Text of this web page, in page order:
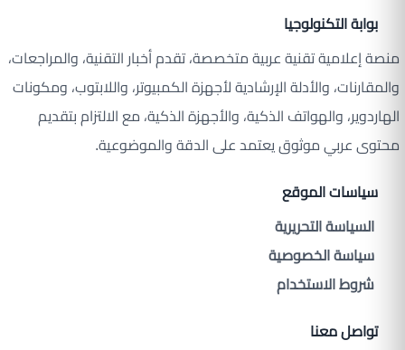
بوابة التكنولوجيا
منصة إعلامية تقنية عربية متخصصة، تقدم أخبار التقنية، والمراجعات،
والمقارنات، والأدلة الإرشادية لأجهزة الكمبيوتر، واللابتوب، ومكونات
الهاردوير، والهواتف الذكية، والأجهزة الذكية، مع الالتزام بتقديم
محتوى عربي موثوق يعتمد على الدقة والموضوعية.
سياسات الموقع
السياسة التحريرية
سياسة الخصوصية
شروط الاستخدام
تواصل معنا